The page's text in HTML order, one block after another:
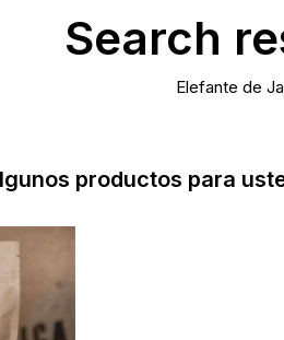
Search
Elefante de
productos para